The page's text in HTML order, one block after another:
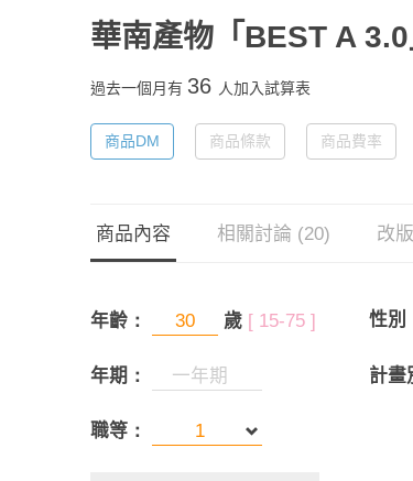
華南產物「BEST A
過去一個月有 36 人加入試算表
商品DM 商品條款 商品費率
商品內容 相關討論 (20) 改
年齡： 歲 [ 15-75 ] 性別
年期： 計畫
職等：